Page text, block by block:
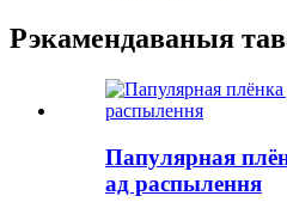
Рэкамендаваныя
Папулярная
ад распылення